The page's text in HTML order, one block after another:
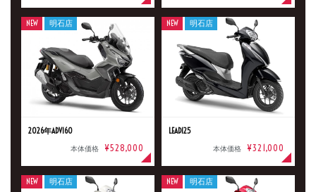
2026年ADV160
本体価格 ¥528,000
NEW 明石店
LEAD125
本体価格 ¥321,000
NEW 明石店
NEW 明石店 NEW 明石店
新車 中古車
タイプ
メーカー
排気量